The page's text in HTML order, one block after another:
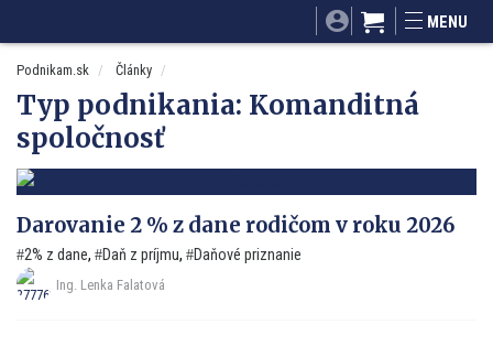
Mnamky-recepty.sk
MENU
Podnikam.sk Články
Typ podnikania: Komanditná
spoločnosť
Darovanie 2 % z dane rodičom v roku 2026
2% z dane, Daň z príjmu, Daňové priznanie
Ing. Lenka Falatová